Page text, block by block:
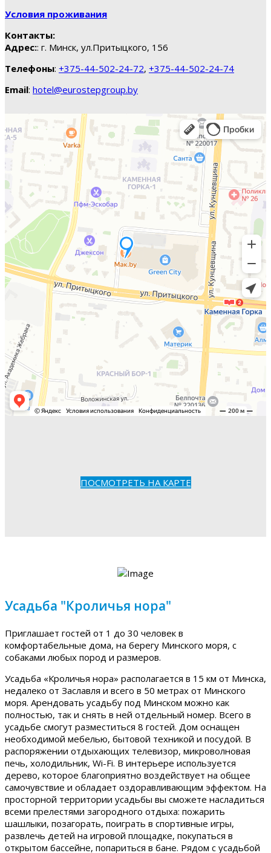
Условия проживания
Контакты:
Адрес:: г. Минск, ул.Притыцкого, 156
Телефоны: +375-44-502-24-72, +375-44-502-24-74
Email: hotel@eurostepgroup.by
ПОСМОТРЕТЬ НА КАРТЕ
Усадьба "Кроличья нора"
Приглашает гостей от 1 до 30 человек в
комфортабельные дома, на берегу Минского моря, с
собаками любых пород и размеров.
Усадьба «Кроличья нора» располагается в 15 км от Минска,
недалеко от Заславля и всего в 50 метрах от Минского
моря. Арендовать усадьбу под Минском можно как
полностью, так и снять в ней отдельный номер. Всего в
усадьбе смогут разместиться 8 гостей. Дом оснащен
необходимой мебелью, бытовой техникой и посудой. В
распоряжении отдыхающих телевизор, микроволновая
печь, холодильник, Wi-Fi. В интерьере используется
дерево, которое благоприятно воздействует на общее
самочувствие и обладает оздоравливающим эффектом. На
просторной территории усадьбы вы сможете насладиться
всеми прелестями загородного отдыха: пожарить
шашлыки, позагорать, поиграть в спортивные игры,
развлечь детей на игровой площадке, покупаться в
открытом бассейне, попариться в бане. Рядом с усадьбой